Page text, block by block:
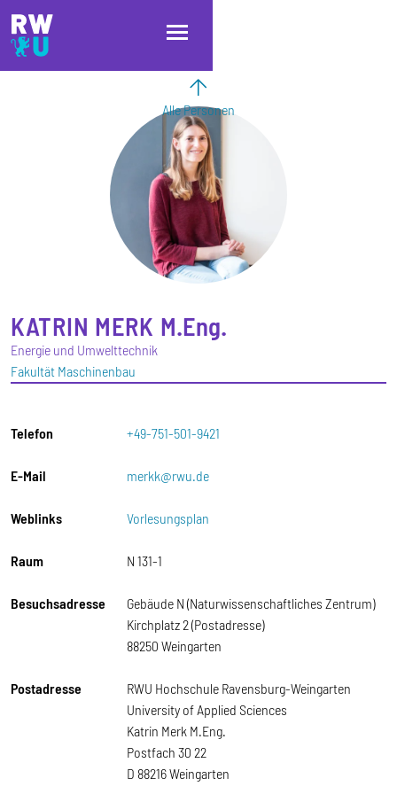
Direkt zum Inhalt
Direkt zur Hauptnavigation
Direkt zum Fußbereich
Alle Personen
KATRIN MERK M.Eng.
Energie und Umwelttechnik
Fakultät Maschinenbau
Telefon +49-751-501-9421
E-Mail merkk@rwu.de
Weblinks Vorlesungsplan
Raum N 131-1
Besuchsadresse
Gebäude N (Naturwissenschaftliches Zentrum)
Kirchplatz 2 (Postadresse)
88250 Weingarten
Postadresse
RWU Hochschule Ravensburg-Weingarten
University of Applied Sciences
Katrin Merk M.Eng.
Postfach 30 22
D 88216 Weingarten